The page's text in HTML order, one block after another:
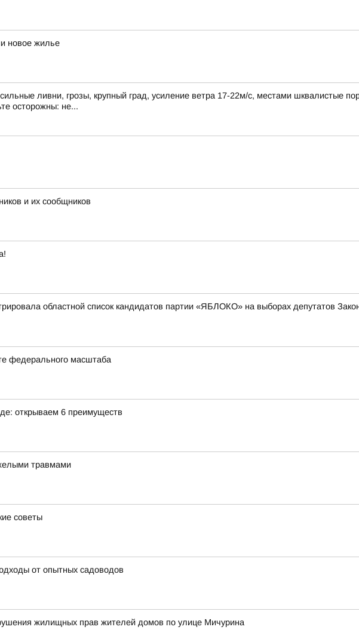
новое жилье
ливни, грозы, крупный град, усиление ветра 17-22м/с, местами шквалистые
осторожны: не...
и их сообщников
областной список кандидатов партии «ЯБЛОКО» на выборах депутатов
федерального масштаба
открываем 6 преимуществ
травмами
советы
от опытных садоводов
жилищных прав жителей домов по улице Мичурина